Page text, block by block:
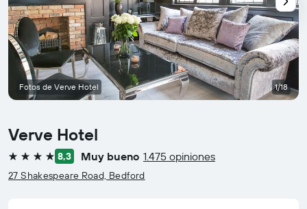
Verve Hotel
4 estrellas8,3 Muy bueno 1.475 opiniones
27 Shakespeare Road, Bedford
Fotos de Verve Hotel 1/18